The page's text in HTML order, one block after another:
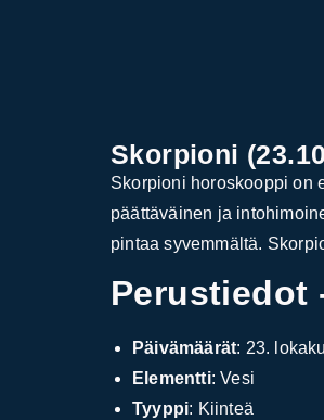
Skorpioni
Skorpioni horoskooppi on
päättäväinen ja
pintaa syvemmältä.
Perustiedot
Päivämäärät: 23.
Elementti: Vesi
Tyyppi: Kiinteä